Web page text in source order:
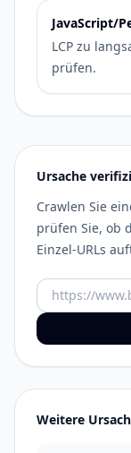
JavaScript/
LCP zu
prüfen.
Ursache
Crawlen Sie
prüfen Sie, ob
Einzel-URLs
URL
Weitere